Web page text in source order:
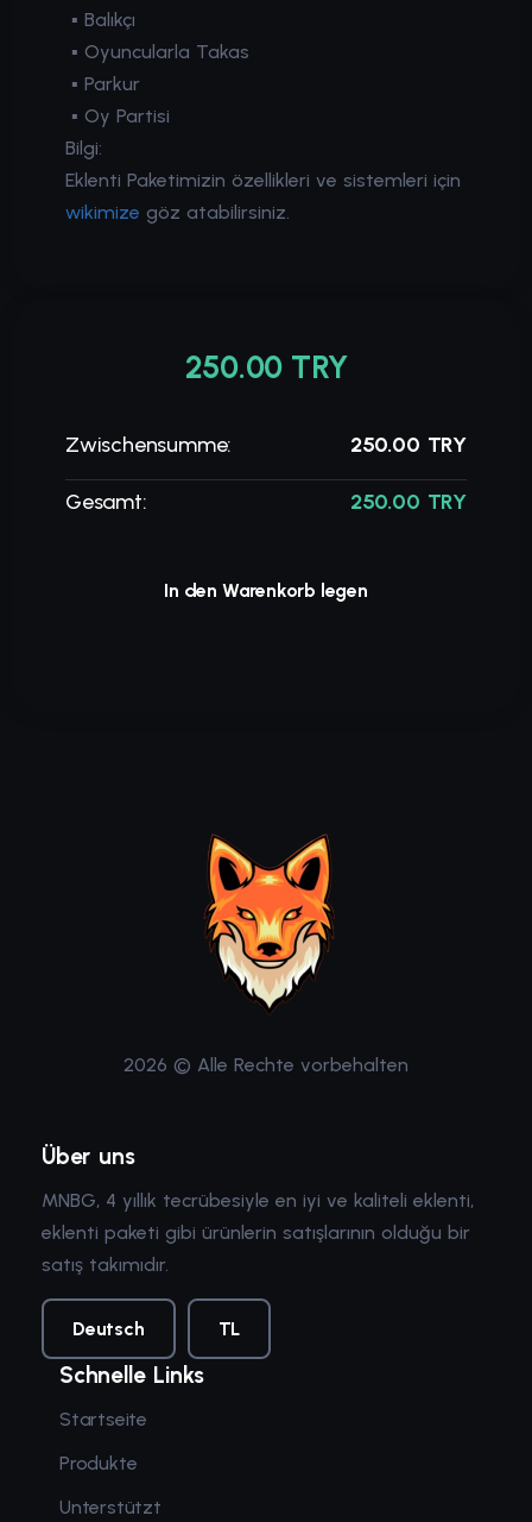
▪ Balıkçı
▪ Oyuncularla Takas
▪ Parkur
▪ Oy Partisi
Bilgi:
Eklenti Paketimizin özellikleri ve sistemleri için
wikimize göz atabilirsiniz.
250.00 TRY
Zwischensumme: 250.00 TRY
Gesamt: 250.00 TRY
In den Warenkorb legen
2026 © Alle Rechte vorbehalten
Über uns
MNBG, 4 yıllık tecrübesiyle en iyi ve kaliteli eklenti,
eklenti paketi gibi ürünlerin satışlarının olduğu bir
satış takımıdır.
Deutsch TL
Schnelle Links
Startseite
Produkte
Unterstützt